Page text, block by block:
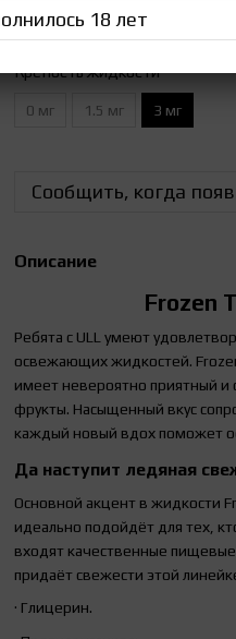
Marvin T David Reed
Крепость жидкости
0 мг 1.5 мг 3 мг
Сообщить, когда
Описание
Frozen
Ребята с ULL умеют
освежающих жидкостей.
имеет невероятно приятный и
фрукты. Насыщенный вкус
каждый новый вдох поможет
Да наступит ледяная
Основной акцент в жидкости
идеально подойдёт для тех,
входят качественные
придаёт свежести этой
· Глицерин.
18 лет